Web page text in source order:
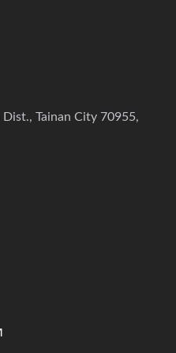
Tainan City 70955,